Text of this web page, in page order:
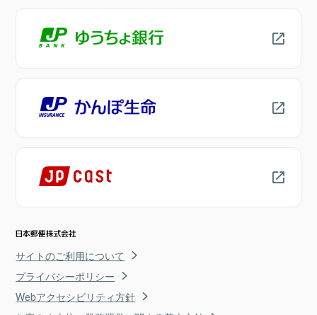
サイトのご利用について
プライバシーポリシー
Webアクセシビリティ方針